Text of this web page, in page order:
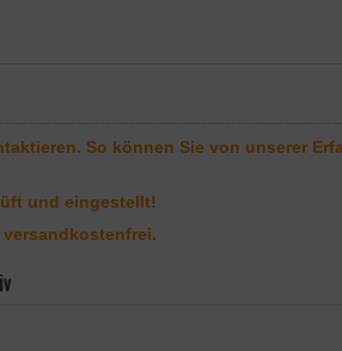
So können Sie von unserer
und eingestellt!